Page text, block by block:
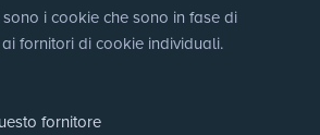
i cookie che sono in fase di
fornitori di cookie individuali.
fornitore